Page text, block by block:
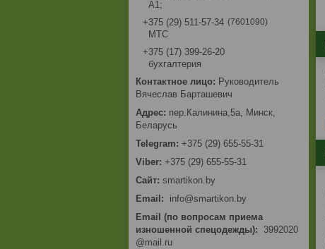
A1;
+375 (29) 511-57-34
7601090
МТС
+375 (17) 399-26-20
бухгалтерия
Руководитель
Вячеслав Барташевич
пер.Калинина,5а, Минск,
Беларусь
+375 (29) 655-55-31
+375 (29) 655-55-31
smartikon.by
Email
info@smartikon.by
Email (по вопросам приема
изношенной спецодежды)
3992020
@mail.ru